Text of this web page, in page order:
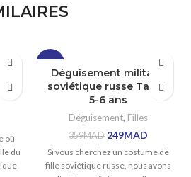
où
du
Déguisement militaire
soviétique russe Taille :
5-6 ans
Déguisement, Filles
359MAD 249MAD
Si vous cherchez un costume de
fille soviétique russe, nous avons